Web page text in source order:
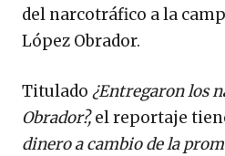
del narcotráfico a la
López Obrador.
Titulado ¿Entregaron los
Obrador?,el reportaje
dinero a cambio de la